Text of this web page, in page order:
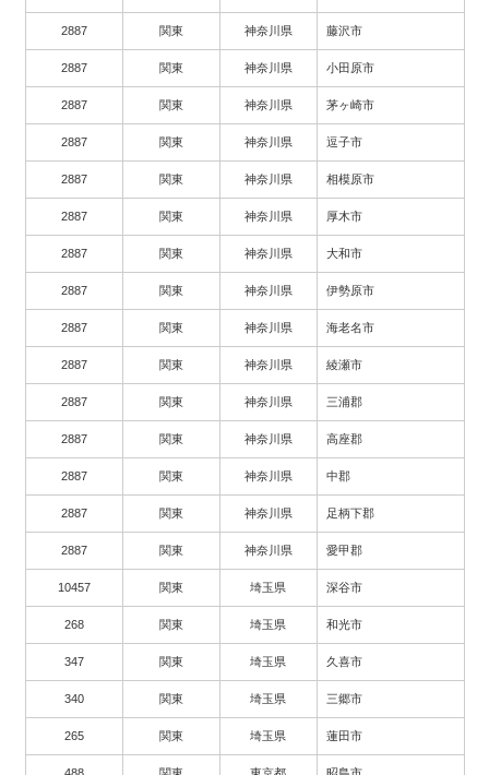
2887 関東 神奈川県 藤沢市
2887 関東 神奈川県 小田原市
2887 関東 神奈川県 茅ヶ崎市
2887 関東 神奈川県 逗子市
2887 関東 神奈川県 相模原市
2887 関東 神奈川県 厚木市
2887 関東 神奈川県 大和市
2887 関東 神奈川県 伊勢原市
2887 関東 神奈川県 海老名市
2887 関東 神奈川県 綾瀬市
2887 関東 神奈川県 三浦郡
2887 関東 神奈川県 高座郡
2887 関東 神奈川県 中郡
2887 関東 神奈川県 足柄下郡
2887 関東 神奈川県 愛甲郡
10457 関東 埼玉県 深谷市
268 関東 埼玉県 和光市
347 関東 埼玉県 久喜市
340 関東 埼玉県 三郷市
265 関東 埼玉県 蓮田市